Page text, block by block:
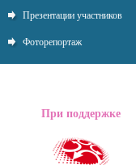
Презентации участников
Фоторепортаж
При поддержке